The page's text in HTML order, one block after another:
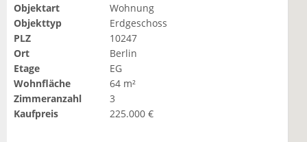
Objektart
Wohnung
Objekttyp
Erdgeschoss
PLZ
10247
Ort
Berlin
Etage
EG
Wohnfläche
64 m²
Zimmeranzahl
3
Kaufpreis
225.000 €